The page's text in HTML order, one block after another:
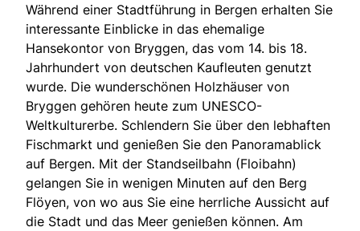
Während einer Stadtführung in Bergen erhalten Sie
interessante Einblicke in das ehemalige
Hansekontor von Bryggen, das vom 14. bis 18.
Jahrhundert von deutschen Kaufleuten genutzt
wurde. Die wunderschönen Holzhäuser von
Bryggen gehören heute zum UNESCO-
Weltkulturerbe. Schlendern Sie über den lebhaften
Fischmarkt und genießen Sie den Panoramablick
auf Bergen. Mit der Standseilbahn (Floibahn)
gelangen Sie in wenigen Minuten auf den Berg
Flöyen, von wo aus Sie eine herrliche Aussicht auf
die Stadt und das Meer genießen können. Am